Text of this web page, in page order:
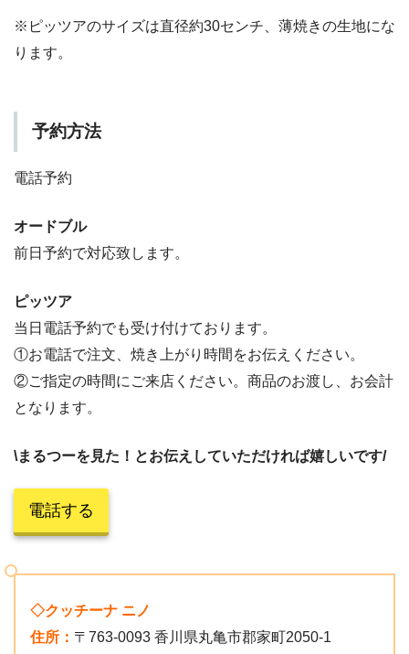
※ピッツアのサイズは直径約30センチ、薄焼きの生地にな
ります。
予約方法
電話予約
オードブル
前日予約で対応致します。
ピッツア
当日電話予約でも受け付けております。
①お電話で注文、焼き上がり時間をお伝えください。
②ご指定の時間にご来店ください。商品のお渡し、お会計
となります。
\まるつーを見た！とお伝えしていただければ嬉しいです/
電話する
◇クッチーナ ニノ
住所： 〒763-0093 香川県丸亀市郡家町2050-1